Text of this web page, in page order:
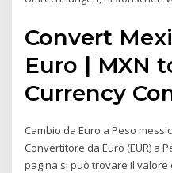
Convert
Euro | MXN
Currency
Cambio da Euro a Peso
Convertitore da Euro (EUR) a
pagina si può trovare il valore